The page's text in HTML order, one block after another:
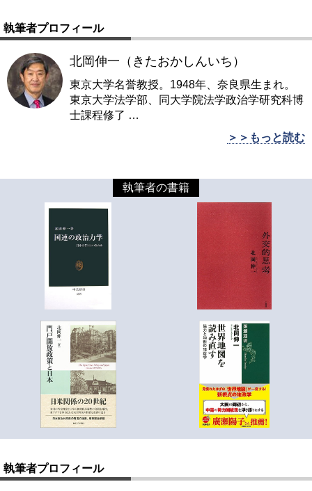
執筆者プロフィール
北岡伸一（きたおかしんいち）
東京大学名誉教授。1948年、奈良県生まれ。
東京大学法学部、同大学院法学政治学研究科博
士課程修了 …
＞＞もっと読む
執筆者の書籍
執筆者プロフィール